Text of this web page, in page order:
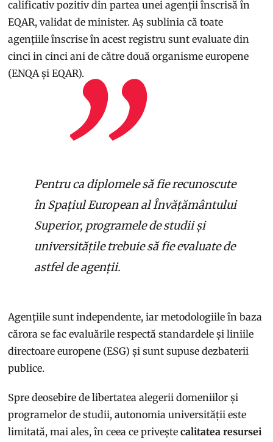
calificativ pozitiv din partea unei agenții înscrisă în
EQAR, validat de minister. Aș sublinia că toate
agențiile înscrise în acest registru sunt evaluate din
cinci in cinci ani de către două organisme europene
(ENQA și EQAR).
Pentru ca diplomele să fie recunoscute
în Spațiul European al Învățământului
Superior, programele de studii și
universitățile trebuie să fie evaluate de
astfel de agenții.
Agențiile sunt independente, iar metodologiile în baza
cărora se fac evaluările respectă standardele și liniile
directoare europene (ESG) și sunt supuse dezbaterii
publice.
Spre deosebire de libertatea alegerii domeniilor și
programelor de studii, autonomia universității este
limitată, mai ales, în ceea ce priveștecalitatea resursei